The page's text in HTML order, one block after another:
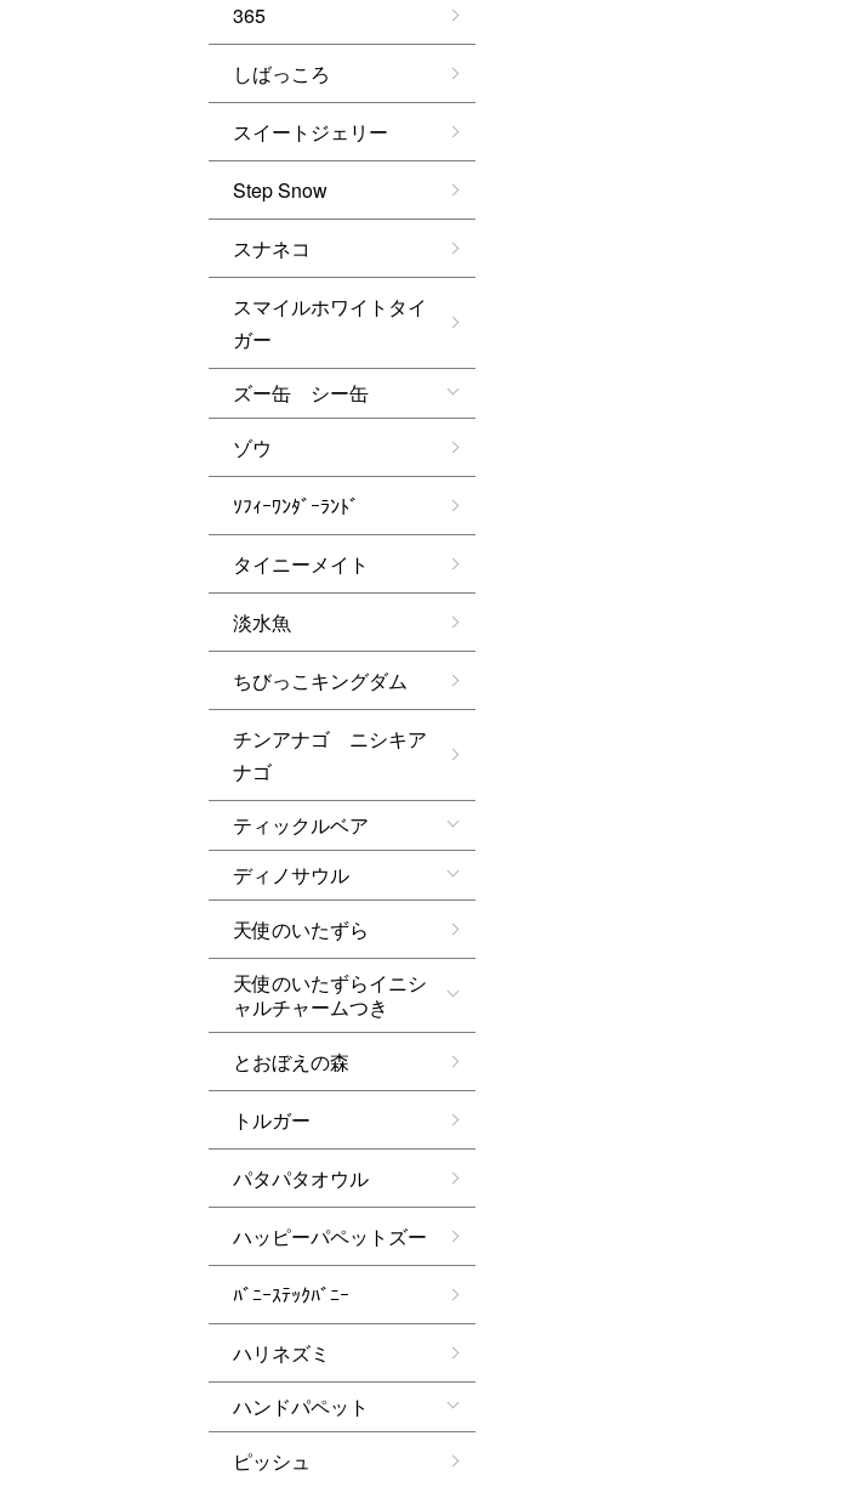
365
しばっころ
スイートジェリー
Step Snow
スナネコ
スマイルホワイトタイ
ガー
ズー缶 シー缶
ゾウ
ｿﾌｨｰﾜﾝﾀﾞｰﾗﾝﾄﾞ
タイニーメイト
淡水魚
ちびっこキングダム
チンアナゴ ニシキア
ナゴ
ティックルベア
ディノサウル
天使のいたずら
天使のいたずらイニシ
ャルチャームつき
とおぼえの森
トルガー
パタパタオウル
ハッピーパペットズー
ﾊﾞﾆｰｽﾃｯｸﾊﾞﾆｰ
ハリネズミ
ハンドパペット
ピッシュ